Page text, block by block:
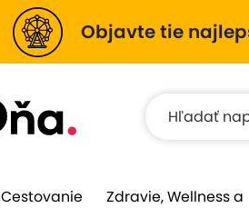
Objavte tie
Cestovanie
Zdravie, Wellness a